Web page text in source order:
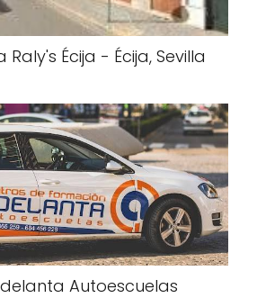
Écija - Écija, Sevilla
Autoescuelas